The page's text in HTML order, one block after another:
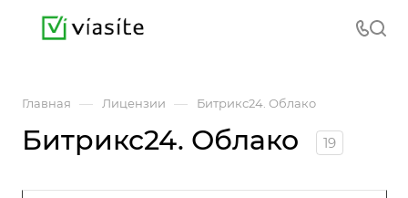
Главная — Лицензии — Битрикс24. Облако
Битрикс24. Облако 19